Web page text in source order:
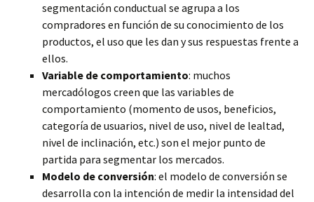
segmentación conductual se agrupa a los
compradores en función de su conocimiento de los
productos, el uso que les dan y sus respuestas frente a
ellos.
Variable de comportamiento: muchos
mercadólogos creen que las variables de
comportamiento (momento de usos, beneficios,
categoría de usuarios, nivel de uso, nivel de lealtad,
nivel de inclinación, etc.) son el mejor punto de
partida para segmentar los mercados.
Modelo de conversión: el modelo de conversión se
desarrolla con la intención de medir la intensidad del